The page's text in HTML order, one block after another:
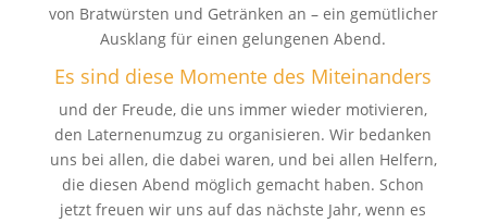
von Bratwürsten und Getränken an – ein gemütlicher
Ausklang für einen gelungenen Abend.
Es sind diese Momente des Miteinanders
und der Freude, die uns immer wieder motivieren,
den Laternenumzug zu organisieren. Wir bedanken
uns bei allen, die dabei waren, und bei allen Helfern,
die diesen Abend möglich gemacht haben. Schon
jetzt freuen wir uns auf das nächste Jahr, wenn es